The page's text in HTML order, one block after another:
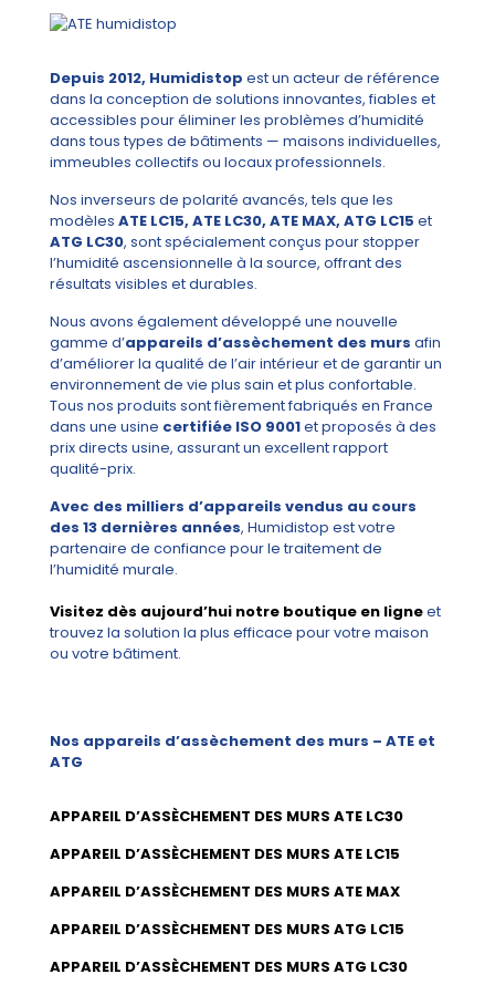
Depuis 2012, Humidistop est un acteur de référence
dans la conception de solutions innovantes, fiables et
accessibles pour éliminer les problèmes d’humidité
dans tous types de bâtiments — maisons individuelles,
immeubles collectifs ou locaux professionnels.
Nos inverseurs de polarité avancés, tels que les
modèles ATE LC15, ATE LC30, ATE MAX, ATG LC15 et
ATG LC30, sont spécialement conçus pour stopper
l’humidité ascensionnelle à la source, offrant des
résultats visibles et durables.
Nous avons également développé une nouvelle
gamme d’appareils d’assèchement des murs afin
d’améliorer la qualité de l’air intérieur et de garantir un
environnement de vie plus sain et plus confortable.
Tous nos produits sont fièrement fabriqués en France
dans une usine certifiée ISO 9001et proposés à des
prix directs usine, assurant un excellent rapport
qualité-prix.
Avec des milliers d’appareils vendus au cours
des 13 dernières années, Humidistop est votre
partenaire de confiance pour le traitement de
l’humidité murale.
Visitez dès aujourd’hui notre boutique en ligneet
trouvez la solution la plus efficace pour votre maison
ou votre bâtiment.
Nos appareils d’assèchement des murs – ATE et
ATG
APPAREIL D’ASSÈCHEMENT DES MURS ATE LC30
APPAREIL D’ASSÈCHEMENT DES MURS ATE LC15
APPAREIL D’ASSÈCHEMENT DES MURS ATE MAX
APPAREIL D’ASSÈCHEMENT DES MURS ATG LC15
APPAREIL D’ASSÈCHEMENT DES MURS ATG LC30